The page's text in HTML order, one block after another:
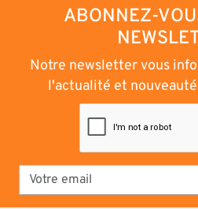
ABONNEZ-
Notre newsletter vous
l'actualité et